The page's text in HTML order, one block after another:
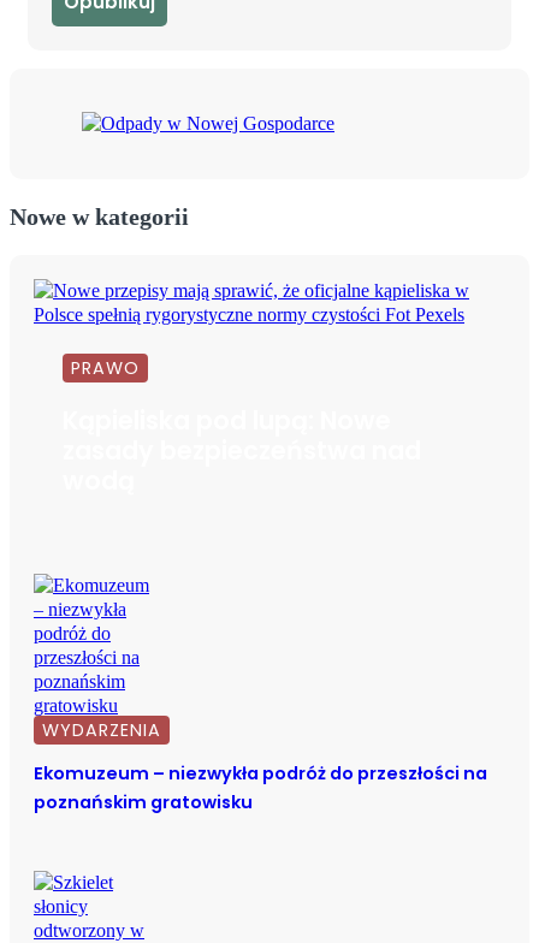
Nowe w kategorii
PRAWO
WYDARZENIA
Ekomuzeum – niezwykła podróż do przeszłości na
poznańskim gratowisku